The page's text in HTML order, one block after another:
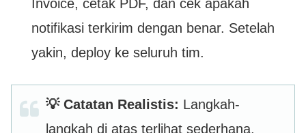
Invoice, cetak PDF, dan cek apakah
notifikasi terkirim dengan benar. Setelah
yakin, deploy ke seluruh tim.
💡 Catatan Realistis: Langkah-
langkah di atas terlihat sederhana,